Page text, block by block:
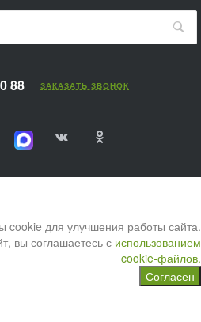
88 ЗАКАЗАТЬ ЗВОНОК
для улучшения работы сайта.
вы соглашаетесь с использованием
cookie-файлов.
Согласен